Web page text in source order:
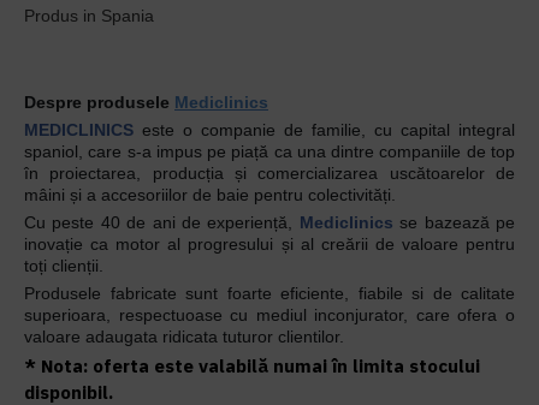
Produs in Spania
Despre produsele Mediclinics
MEDICLINICS este o companie de familie, cu capital integral
spaniol, care s-a impus pe piață ca una dintre companiile de top
în proiectarea, producția și comercializarea uscătoarelor de
mâini și a accesoriilor de baie pentru colectivități.
Cu peste 40 de ani de experiență, Mediclinics se bazează pe
inovație ca motor al progresului și al creării de valoare pentru
toți clienții.
Produsele fabricate sunt foarte eficiente, fiabile si de calitate
superioara, respectuoase cu mediul inconjurator, care ofera o
valoare adaugata ridicata tuturor clientilor.
* Nota: oferta este valabilă numai în limita stocului
disponibil.